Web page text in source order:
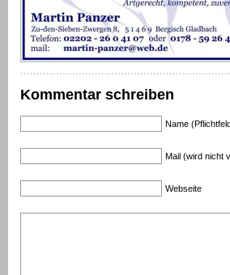
Kommentar schreiben
Name
Mail (wird nicht
Webseite